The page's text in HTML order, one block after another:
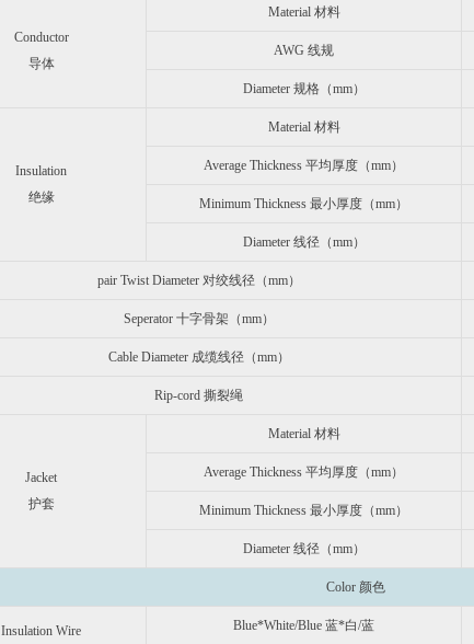
Conductor
导体
Material 材料
AWG 线规
Diameter 规格（mm）
Insulation
绝缘
Material 材料
Average Thickness 平均厚度（mm）
Minimum Thickness 最小厚度（mm）
Diameter 线径（mm）
pair Twist Diameter 对绞线径（mm）
Seperator 十字骨架（mm）
Cable Diameter 成缆线径（mm）
Rip-cord 撕裂绳
Jacket
护套
Material 材料
Average Thickness 平均厚度（mm）
Minimum Thickness 最小厚度（mm）
Diameter 线径（mm）
Color 颜色
Insulation Wire
Blue*White/Blue 蓝*白/蓝